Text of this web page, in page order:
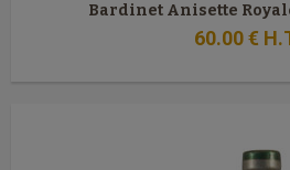
Bardinet Anisette
60.00€